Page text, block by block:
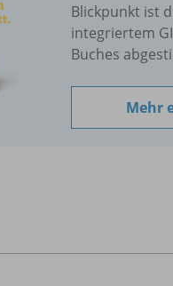
Blickpunkt ist
integriertem
Buches
Mehr